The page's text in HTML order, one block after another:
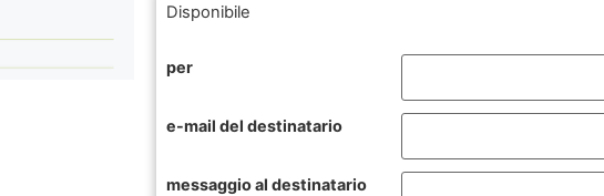
Disponibile
per
e-mail del destinatario
messaggio al destinatario